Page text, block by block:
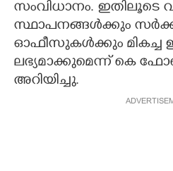
സംവിധാനം. ഇതിലൂടെ
സ്ഥാപനങ്ങൾക്കും
ഓഫീസുകൾക്കും മികച്ച
ലഭ്യമാക്കുമെന്ന് കെ
അറിയിച്ചു.